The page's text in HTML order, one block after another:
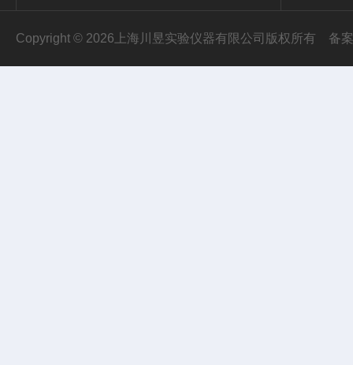
Copyright © 2026上海川昱实验仪器有限公司版权所有 备